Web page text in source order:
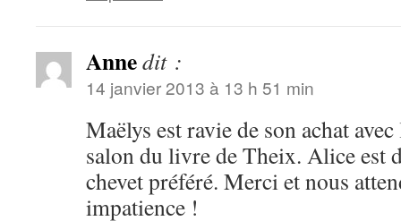
Annedit :
14 janvier 2013 à 13 h 51 min
Maëlys est ravie de son achat
salon du livre de Theix. Alice est
chevet préféré. Merci et nous
impatience !